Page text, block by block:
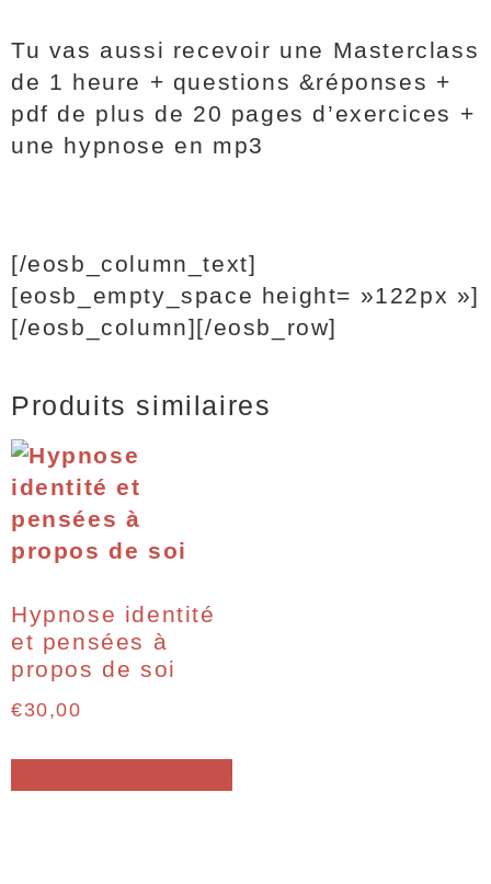
Tu vas aussi recevoir une Masterclass
de 1 heure + questions &réponses +
pdf de plus de 20 pages d’exercices +
une hypnose en mp3
[/eosb_column_text]
[eosb_empty_space height= »122px »]
[/eosb_column][/eosb_row]
Produits similaires
Hypnose identité
et pensées à
propos de soi
€30,00